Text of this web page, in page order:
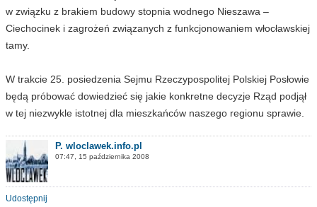
w związku z brakiem budowy stopnia wodnego Nieszawa –
Ciechocinek i zagrożeń związanych z funkcjonowaniem włocławskiej
tamy.
W trakcie 25. posiedzenia Sejmu Rzeczypospolitej Polskiej Posłowie
będą próbować dowiedzieć się jakie konkretne decyzje Rząd podjął
w tej niezwykle istotnej dla mieszkańców naszego regionu sprawie.
P. wloclawek.info.pl
07:47, 15 października 2008
Udostępnij